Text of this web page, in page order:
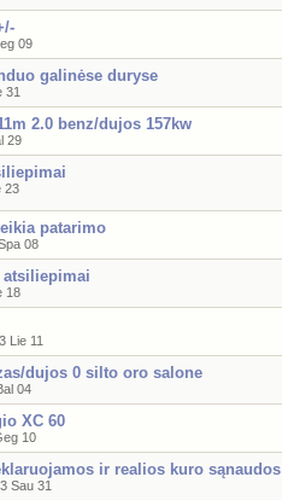
09
galinėse duryse
31
2.0 benz/dujos 157kw
29
23
patarimo
08
atsiliepimai
18
Lie 11
dujos 0 silto oro salone
04
XC 60
10
ir realios kuro sąnaudos
Sau 31